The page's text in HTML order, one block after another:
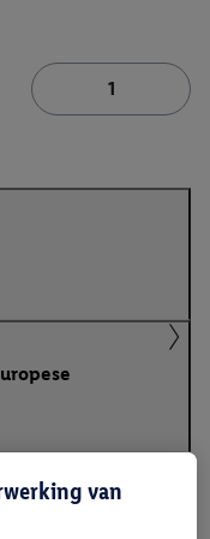
van